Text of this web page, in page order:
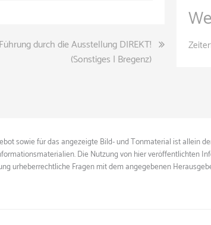
durch die Ausstellung DIREKT!
(Sonstiges | Bregenz)
sowie für das angezeigte Bild- und Tonmaterial ist allein
Die Nutzung von hier veröffentlichten
urheberrechtliche Fragen mit dem angegebenen